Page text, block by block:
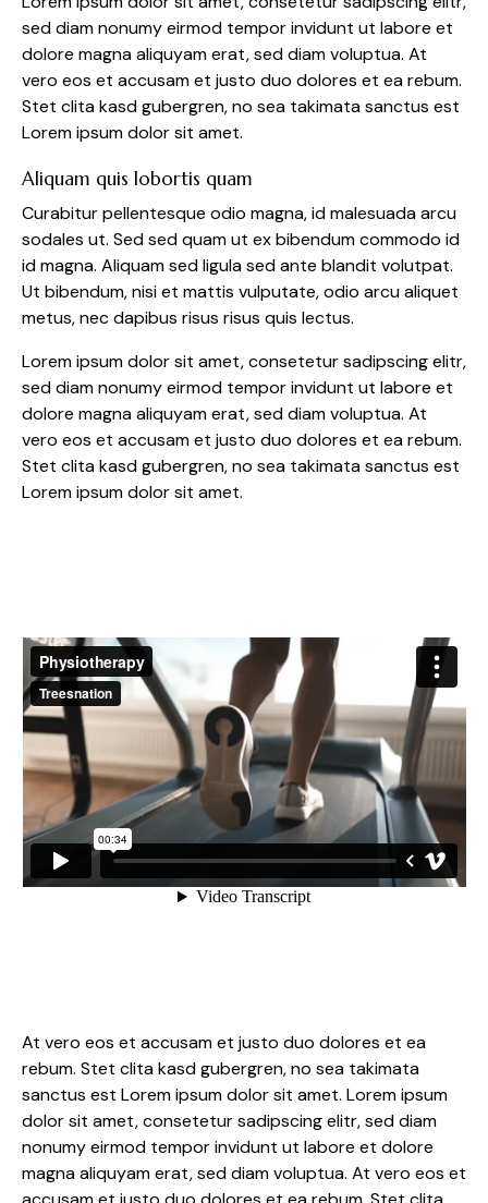
sed diam nonumy eirmod tempor invidunt ut labore et
dolore magna aliquyam erat, sed diam voluptua. At
vero eos et accusam et justo duo dolores et ea rebum.
Stet clita kasd gubergren, no sea takimata sanctus est
Lorem ipsum dolor sit amet.
Aliquam quis lobortis quam
Curabitur pellentesque odio magna, id malesuada arcu
sodales ut. Sed sed quam ut ex bibendum commodo id
id magna. Aliquam sed ligula sed ante blandit volutpat.
Ut bibendum, nisi et mattis vulputate, odio arcu aliquet
metus, nec dapibus risus risus quis lectus.
Lorem ipsum dolor sit amet, consetetur sadipscing elitr,
sed diam nonumy eirmod tempor invidunt ut labore et
dolore magna aliquyam erat, sed diam voluptua. At
vero eos et accusam et justo duo dolores et ea rebum.
Stet clita kasd gubergren, no sea takimata sanctus est
Lorem ipsum dolor sit amet.
At vero eos et accusam et justo duo dolores et ea
rebum. Stet clita kasd gubergren, no sea takimata
sanctus est Lorem ipsum dolor sit amet. Lorem ipsum
dolor sit amet, consetetur sadipscing elitr, sed diam
nonumy eirmod tempor invidunt ut labore et dolore
magna aliquyam erat, sed diam voluptua. At vero eos et